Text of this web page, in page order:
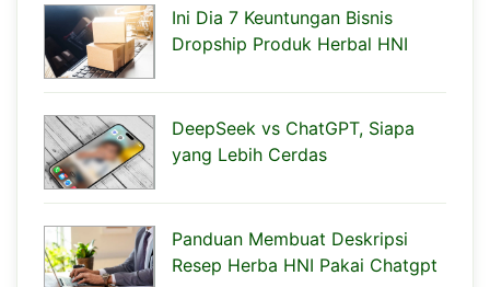
Ini Dia 7 Keuntungan Bisnis
Dropship Produk Herbal HNI
DeepSeek vs ChatGPT, Siapa
yang Lebih Cerdas
Panduan Membuat Deskripsi
Resep Herba HNI Pakai Chatgpt